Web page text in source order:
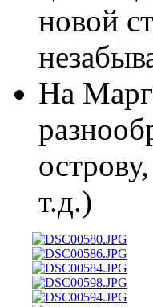
новой
На
т.д.)